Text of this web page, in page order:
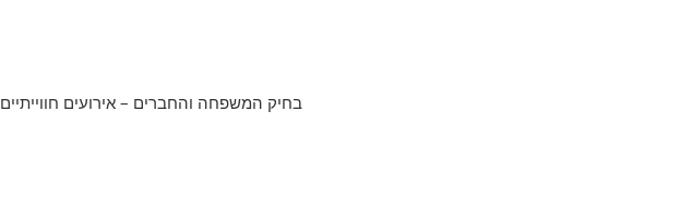
בחיק המשפחה והחברים – אירועים חווייתיים